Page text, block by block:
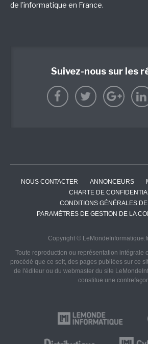
de l'informatique en France.
Suivez-nous sur les
NOUS CONTACTER ANNONCEURS
CHARTE DE
CONDITIONS GÉNÉRALES
PARAMÈTRES DE GESTION DE LA
Copyright ©
Toute reproduction ou représentation intégrale
procédé que ce soit, des pages publiées sur ce
de l'éditeur ou du webmaster du site
constitue une